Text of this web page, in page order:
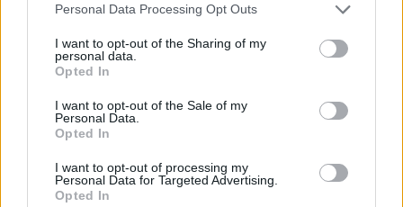
Personal Data Processing Opt Outs
I want to opt-out of the Sharing of my
personal data.
Opted In
I want to opt-out of the Sale of my
Personal Data.
Opted In
I want to opt-out of processing my
Personal Data for Targeted Advertising.
Opted In
drammatica
16/05/2010
Il San Camillo al capolinea